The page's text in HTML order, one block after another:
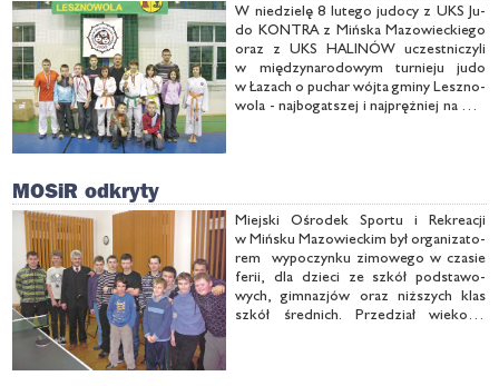
W nie­dzie­lę 8 lu­te­go ju­do­cy z UKS Ju­
do KON­TRA z Miń­ska Ma­zo­wiec­kie­go
oraz z UKS HA­LI­NÓW uczest­ni­czy­li
w mię­dzy­na­ro­do­wym tur­nie­ju ju­do
w Ła­zach o pu­char wój­ta gmi­ny Lesz­no­
wo­la - naj­bo­gat­szej i naj­pręż­niej na Ma­
MOSiR odkryty
Miej­ski Ośro­dek Spor­tu i Re­kre­acji
w Miń­sku Ma­zo­wiec­kim był or­ga­ni­za­to­
rem wy­po­czyn­ku zi­mo­we­go w cza­sie
fe­rii, dla dzie­ci ze szkół pod­sta­wo­
wych, gim­na­zjów oraz niż­szych klas
szkół śred­nich. Prze­dział wie­ko­wy